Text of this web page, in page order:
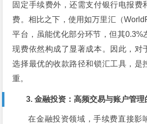
固定手续费外，还需支付银行电报费
费。相比之下，使用如万里汇（
平台，虽能优化部分环节，但其0.3%
现费依然构成了显著成本。因此，对
选择最优的收款路径和锁汇工具，是
重。
3. 金融投资：高频交易与账户管理
在金融投资领域，手续费直接影